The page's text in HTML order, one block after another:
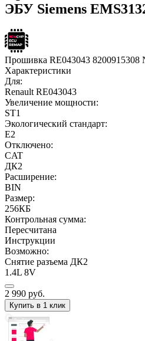
ЭБУ Siemens
Прошивка RE043043 8200915308
Характеристики
Для:
Renault RE043043
Увеличение мощности:
ST1
Экологический стандарт:
E2
Отключено:
CAT
ДК2
Расширение:
BIN
Размер:
256КБ
Контрольная сумма:
Пересчитана
Инструкции
Возможно:
Снятие разъема ДК2
1.4L 8V
2 990 руб.
Купить в 1 клик